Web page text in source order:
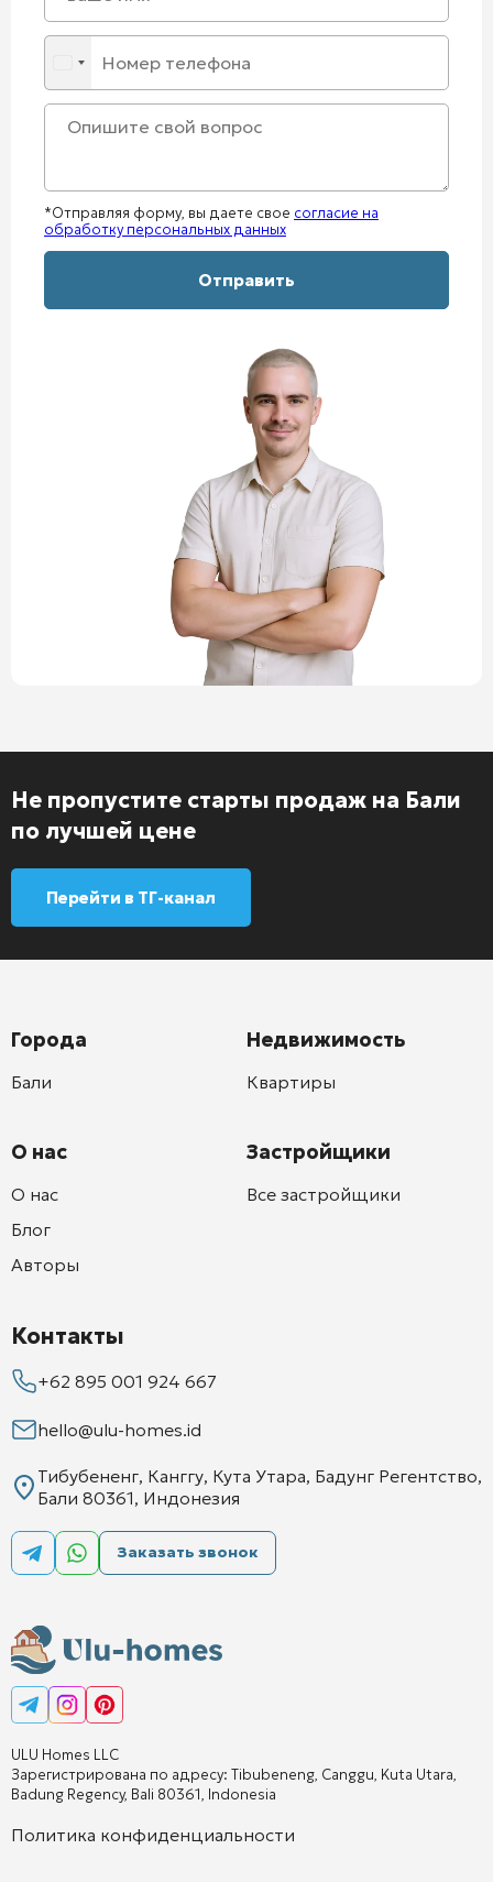
*Отправляя форму, вы даете свое согласие на
обработку персональных данных
Не пропустите старты продаж на Бали
по лучшей цене
Перейти в ТГ-канал
ULU Homes LLC
Зарегистрирована по адресу: Tibubeneng, Canggu, Kuta Utara,
Badung Regency, Bali 80361, Indonesia
Политика конфиденциальности
Города
Бали
О нас
О нас
Блог
Авторы
Недвижимость
Квартиры
Застройщики
Все застройщики
Контакты
+62 895 001 924 667
hello@ulu-homes.id
Тибубененг, Канггу, Кута Утара, Бадунг Регентство,
Бали 80361, Индонезия
Заказать звонок